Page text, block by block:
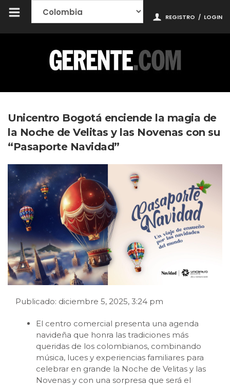
REGISTRO / LOGIN
Unicentro Bogotá enciende la magia de
la Noche de Velitas y las Novenas con su
“Pasaporte Navidad”
Publicado: diciembre 5, 2025, 3:24 pm
El centro comercial presenta una agenda
navideña que honra las tradiciones más
queridas de los colombianos, combinando
música, luces y experiencias familiares para
celebrar en grande la Noche de Velitas y las
Novenas y con una sorpresa que será el